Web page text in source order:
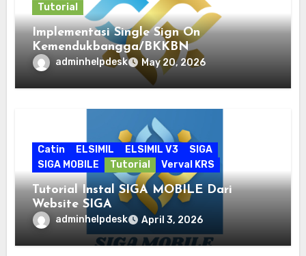
Tutorial
Implementasi Single Sign On
Kemendukbangga/BKKBN
adminhelpdesk May 20, 2026
Catin ELSIMIL ELSIMIL V3
SIGA
SIGA MOBILE
Tutorial Verval KRS
Tutorial Instal SIGA MOBILE Dari
Website SIGA
adminhelpdesk April 3, 2026